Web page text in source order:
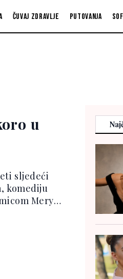
Čuvaj zdravlje Putovanja
u
sljedeći
komediju
Meryl
Candice